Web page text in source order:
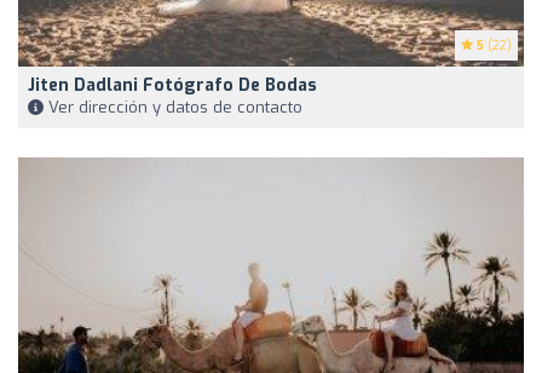
5 (22)
Jiten Dadlani Fotógrafo De Bodas
Ver dirección y datos de contacto